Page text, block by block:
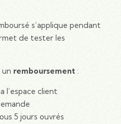
s’applique pendant
de tester les
remboursement :
l’espace client
5 jours ouvrés